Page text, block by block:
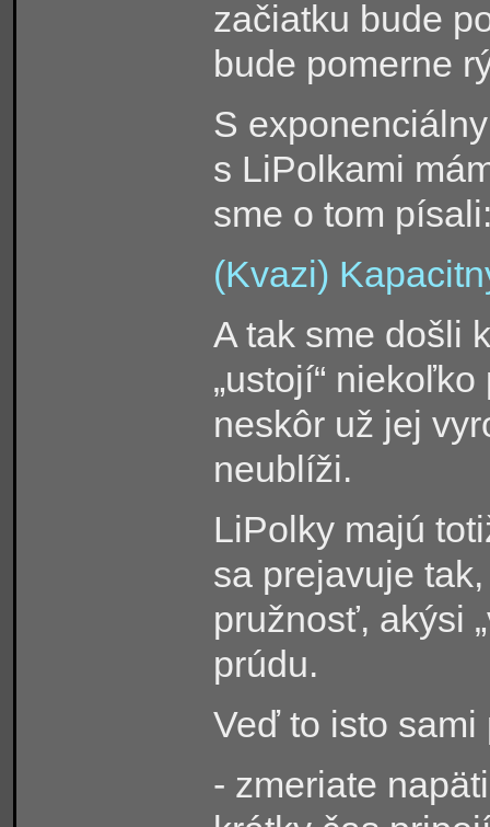
začiatku bude
bude pomerne
S
s LiPolkami
sme o tom
(Kvazi)
A tak sme došli
„ustojí“
neskôr už jej
neublíži.
LiPolky majú
sa prejavuje
pružnosť, akýsi
prúdu.
Veď to isto sami
- zmeriate